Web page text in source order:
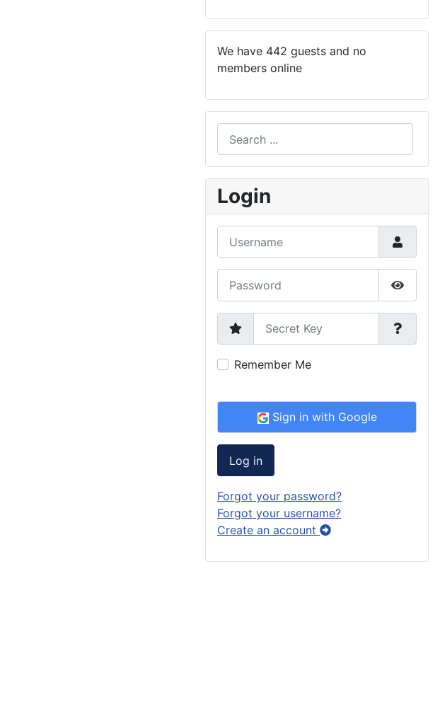
We have 442 guests and no
members online
Type 2 or more characters for results.
Login
Show
Secret Key
Remember Me
Sign in with Google
Log in
Forgot your password?
Forgot your username?
Create an account